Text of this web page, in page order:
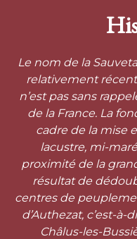
Le nom de la
relativement
n’est pas sans
de la France. La
cadre de la mise
lacustre, mi-
proximité de la
résultat de
centres de
d’Authezat, c’est-
Châlus-les-